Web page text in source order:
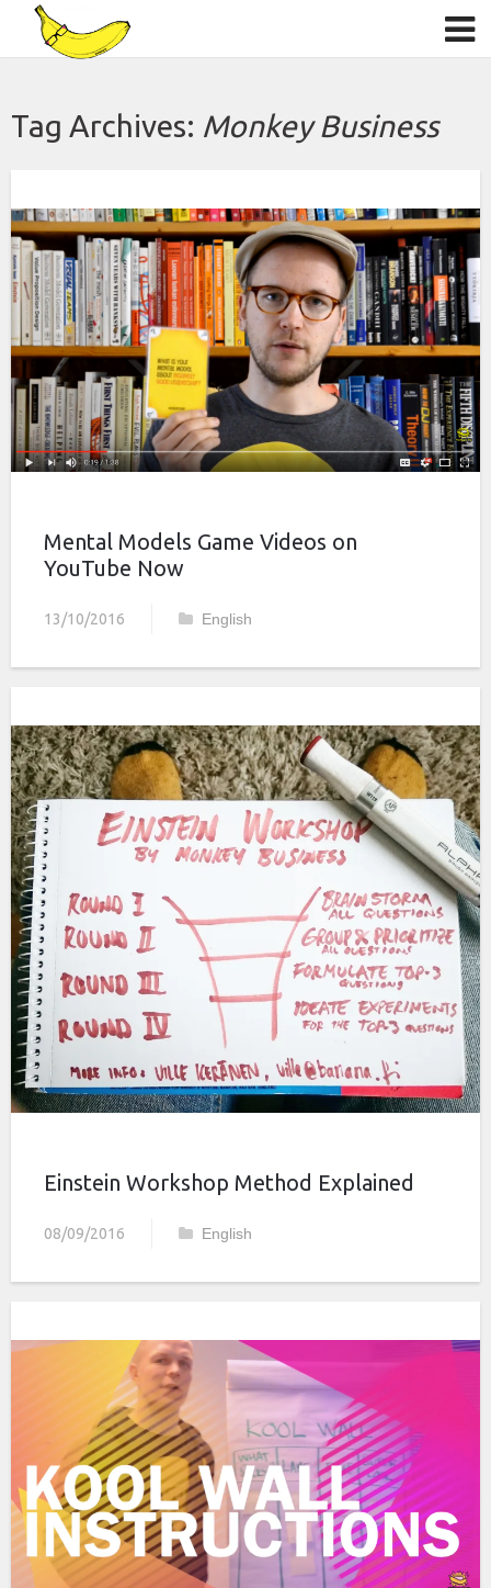
Tag Archives: Monkey Business
Mental Models Game Videos on
YouTube Now
13/10/2016 English
Einstein Workshop Method Explained
08/09/2016 English